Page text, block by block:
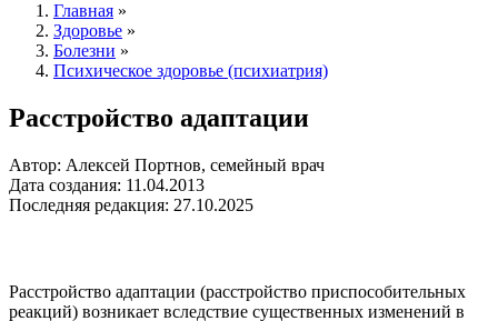
Главная »
Здоровье »
Болезни »
Психическое здоровье (психиатрия)
Расстройство адаптации
Автор: Алексей Портнов, семейный врач
Дата создания: 11.04.2013
Последняя редакция: 27.10.2025
Расстройство адаптации (расстройство приспособительных
реакций) возникает вследствие существенных изменений в